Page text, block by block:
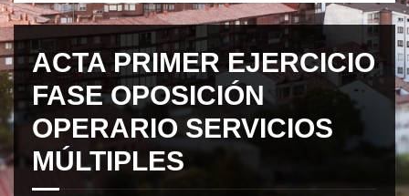
ACTA PRIMER EJERCICIO
FASE OPOSICIÓN
OPERARIO SERVICIOS
MÚLTIPLES